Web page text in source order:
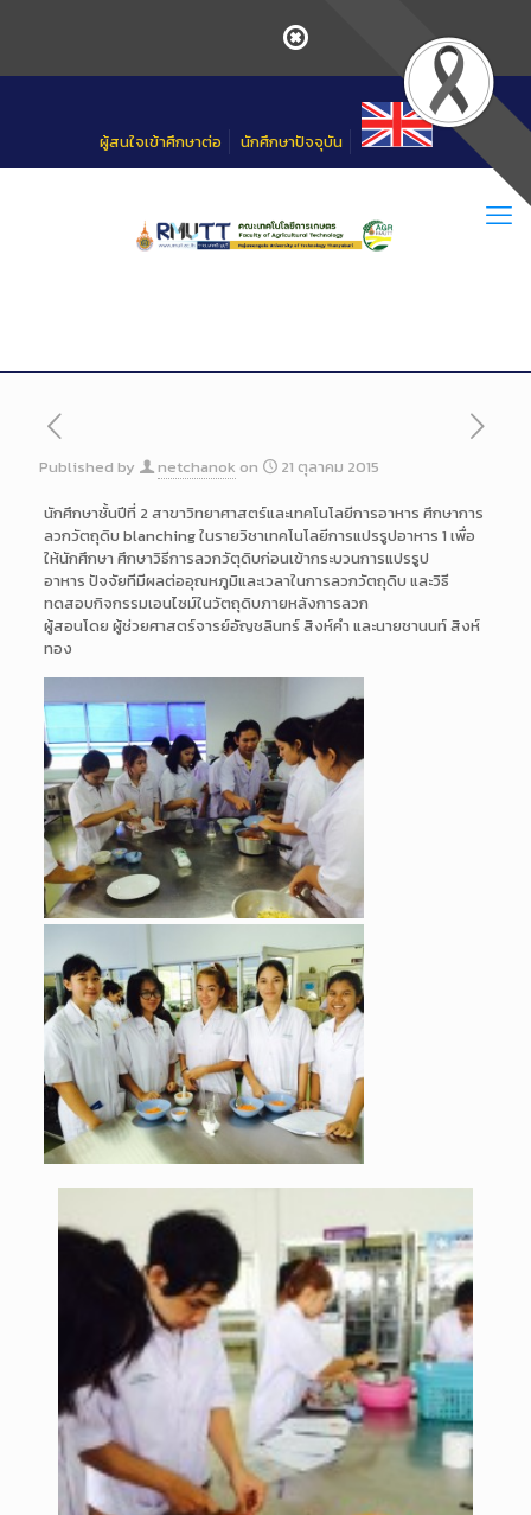
ผู้สนใจเข้าศึกษาต่อ นักศึกษาปัจจุบัน
Published by netchanok on 21 ตุลาคม 2015
นักศึกษาชั้นปีที่ 2 สาขาวิทยาศาสตร์และเทคโนโลยีการอาหาร ศึกษาการ
ลวกวัตถุดิบ blanching ในรายวิชาเทคโนโลยีการแปรรูปอาหาร 1 เพื่อ
ให้นักศึกษา ศึกษาวิธีการลวกวัตุดิบก่อนเข้ากระบวนการแปรรูป
อาหาร ปัจจัยทีมีผลต่ออุณหภูมิและเวลาในการลวกวัตถุดิบ และวิธี
ทดสอบกิจกรรมเอนไซม์ในวัตถุดิบภายหลังการลวก
ผู้สอนโดย ผู้ช่วยศาสตร์จารย์อัญชลินทร์ สิงห์คำ และนายชานนท์ สิงห์
ทอง